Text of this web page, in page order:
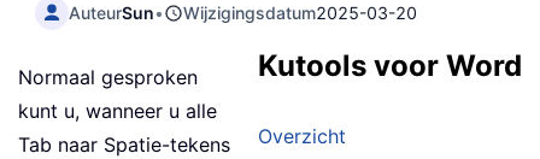
AuteurSun• Wijzigingsdatum2025-03-20
Kutools voor Word
Overzicht
Normaal gesproken
kunt u, wanneer u alle
Tab naar Spatie-tekens